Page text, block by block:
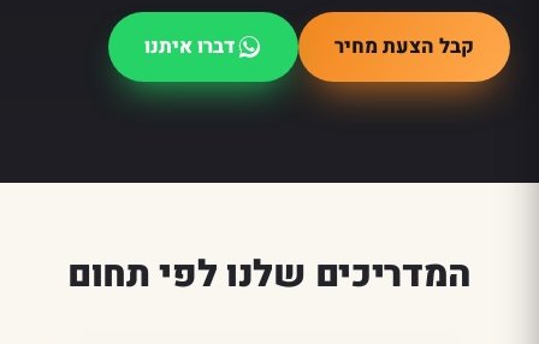
קבל הצעת מחיר דברו איתנו
המדריכים שלנו לפי תחום